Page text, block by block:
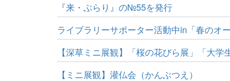
『来・ぶらり』の№55を発行
ライブラリーサポーター活動中in「春のオ
【深草ミニ展観】「桜の花びら展」「大
【ミニ展観】灌仏会（かんぶつえ）